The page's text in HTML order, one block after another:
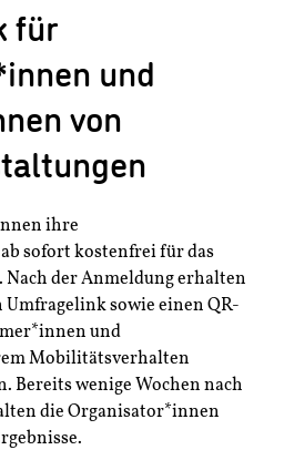
für
und
von
ihre
sofort kostenfrei für das
der Anmeldung erhalten
sowie einen QR-
und
Mobilitätsverhalten
Bereits wenige Wochen nach
die Organisator*innen